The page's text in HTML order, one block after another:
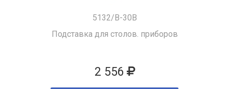
5132/B-30B
Подставка для столов. приборов
2 556